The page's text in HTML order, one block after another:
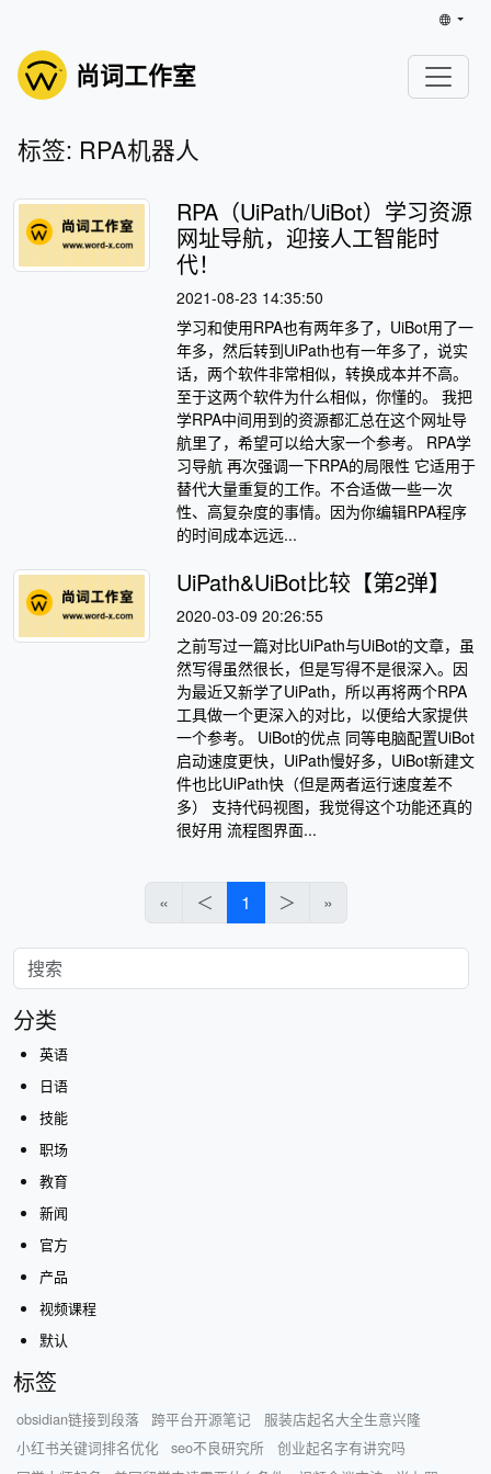
尚词工作室
标签: RPA机器人
RPA（UiPath/UiBot）学习资源
网址导航，迎接人工智能时
代！
2021-08-23 14:35:50
学习和使用RPA也有两年多了，UiBot用了一
年多，然后转到UiPath也有一年多了，说实
话，两个软件非常相似，转换成本并不高。
至于这两个软件为什么相似，你懂的。 我把
学RPA中间用到的资源都汇总在这个网址导
航里了，希望可以给大家一个参考。 RPA学
习导航 再次强调一下RPA的局限性 它适用于
替代大量重复的工作。不合适做一些一次
性、高复杂度的事情。因为你编辑RPA程序
的时间成本远远...
UiPath&UiBot比较【第2弹】
2020-03-09 20:26:55
之前写过一篇对比UiPath与UiBot的文章，虽
然写得虽然很长，但是写得不是很深入。因
为最近又新学了UiPath，所以再将两个RPA
工具做一个更深入的对比，以便给大家提供
一个参考。 UiBot的优点 同等电脑配置UiBot
启动速度更快，UiPath慢好多，UiBot新建文
件也比UiPath快（但是两者运行速度差不
多） 支持代码视图，我觉得这个功能还真的
很好用 流程图界面...
« ＜ 1 ＞ »
分类
英语
日语
技能
职场
教育
新闻
官方
产品
视频课程
默认
标签
obsidian链接到段落 跨平台开源笔记
服装店起名大全生意兴隆
小红书关键词排名优化
seo不良研究所
创业起名字有讲究吗